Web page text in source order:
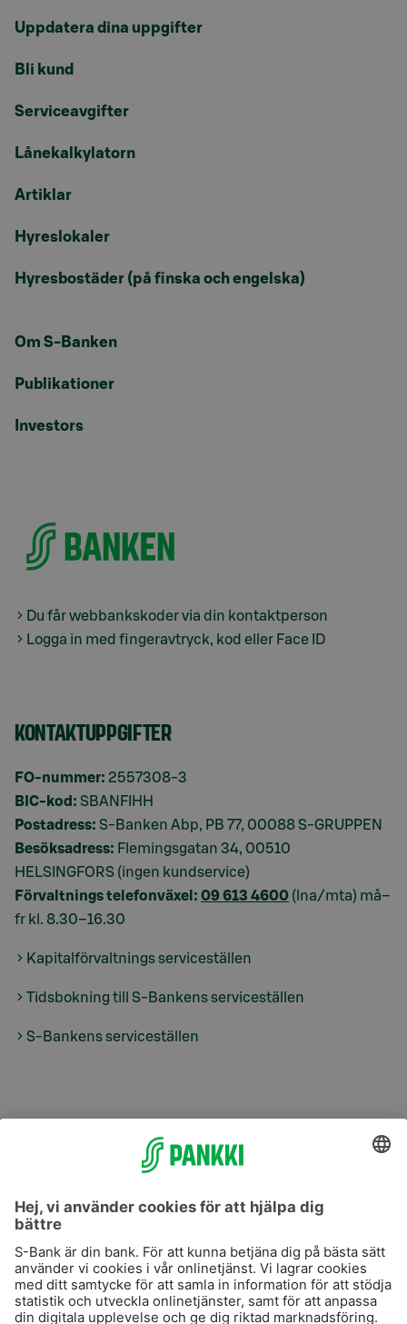
Uppdatera dina uppgifter
Bli kund
Serviceavgifter
Lånekalkylatorn
Artiklar
Hyreslokaler
Hyresbostäder (på finska och engelska)
Om S-Banken
Publikationer
Investors
Du får webbankskoder via din kontaktperson
Logga in med fingeravtryck, kod eller Face ID
KONTAKTUPPGIFTER
FO-nummer: 2557308-3
BIC-kod: SBANFIHH
Postadress: S-Banken Abp, PB 77, 00088 S-GRUPPEN
Besöksadress: Flemingsgatan 34, 00510
HELSINGFORS (ingen kundservice)
Förvaltnings telefonväxel: 09 613 4600 (lna/mta) må–
fr kl. 8.30–16.30
Kapitalförvaltnings serviceställen
Tidsbokning till S-Bankens serviceställen
S-Bankens serviceställen
S-Prime